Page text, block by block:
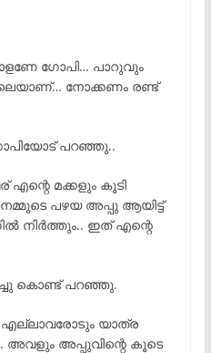
ഗോപി… പാറുവും
നോക്കണം രണ്ട്
പറഞ്ഞു..
എന്റെ മക്കളും കൂടി
നമ്മുടെ പഴയ അപ്പു ആയിട്ട്
നിര്ത്തും.. ഇത് എന്റെ
കൊണ്ട് പറഞ്ഞു.
എല്ലാവരോടും യാത്ര
അവളും അപ്പുവിന്റെ കൂടെ